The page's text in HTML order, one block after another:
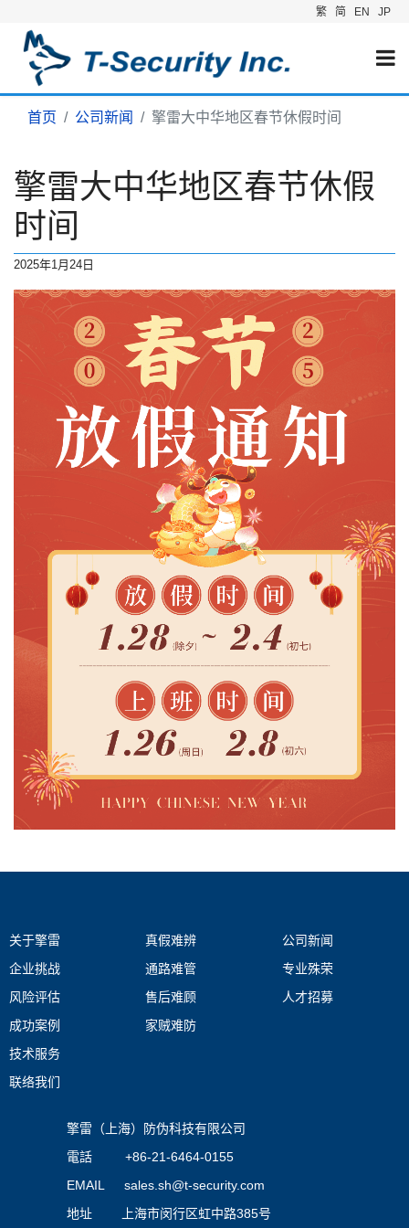
繁 简 EN JP
首页 公司新闻 擎雷大中华地区春节休假时间
擎雷大中华地区春节休假
时间
2025年1月24日
关于擎雷
企业挑战
风险评估
成功案例
技术服务
联络我们
真假难辨
通路难管
售后难顾
家贼难防
公司新闻
专业殊荣
人才招募
擎雷（上海）防伪科技有限公司
電話 +86-21-6464-0155
EMAIL sales.sh@t-security.com
地址 上海市闵行区虹中路385号